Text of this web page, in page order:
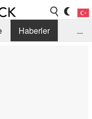
Haberler
...